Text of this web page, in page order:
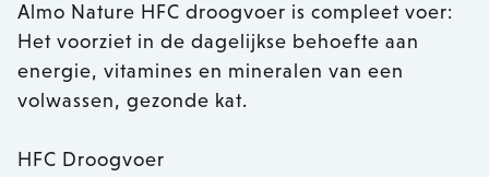
Almo Nature HFC droogvoer is compleet voer:
Het voorziet in de dagelijkse behoefte aan
energie, vitamines en mineralen van een
volwassen, gezonde kat.
HFC Droogvoer